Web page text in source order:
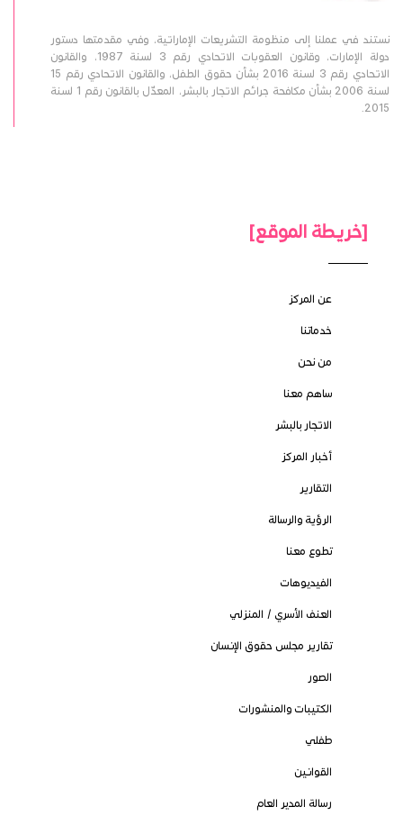
نستند في عملنا إلى منظومة التشريعات الإماراتية، وفي مقدمتها دستور
دولة الإمارات، وقانون العقوبات الاتحادي رقم 3 لسنة 1987، والقانون
الاتحادي رقم 3 لسنة 2016 بشأن حقوق الطفل، والقانون الاتحادي رقم 15
لسنة 2006 بشأن مكافحة جرائم الاتجار بالبشر، المعدّل بالقانون رقم 1 لسنة
2015.
[خريطة الموقع]
عن المركز
خدماتنا
من نحن
ساهم معنا
الاتجار بالبشر
أخبار المركز
التقارير
الرؤية والرسالة
تطوع معنا
الفيديوهات
العنف الأسري / المنزلي
تقارير مجلس حقوق الإنسان
الصور
الكتيبات والمنشورات
طفلي
القوانين
رسالة المدير العام